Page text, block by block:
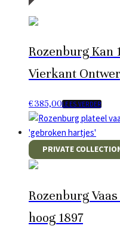
Rozenburg Kan
Vierkant
€385,00LEES VERDER
PRIVATE
Rozenburg
hoog 1897